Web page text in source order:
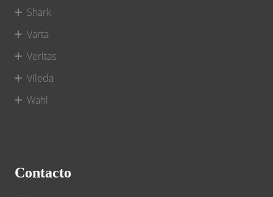
Shark
Varta
Veritas
Vileda
Wahl
Contacto